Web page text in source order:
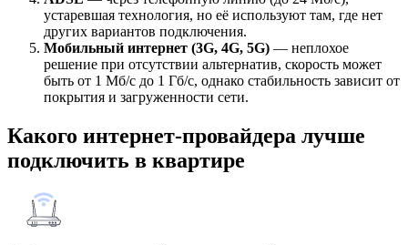
устаревшая технология, но её используют там, где нет
других вариантов подключения.
Мобильный интернет (3G, 4G, 5G) — неплохое
решение при отсутствии альтернатив, скорость может
быть от 1 Мб/с до 1 Гб/с, однако стабильность зависит от
покрытия и загруженности сети.
Какого интернет-провайдера лучше
подключить в квартире